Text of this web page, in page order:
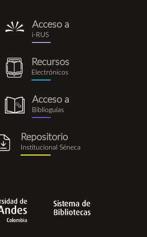
i-
rus.png
Acceso a
i-RUS
recursos_electronicos.png
Recursos
Electrónicos
biblioguia.png
Acceso a
Biblioguías
Repositorio
Institucional Séneca